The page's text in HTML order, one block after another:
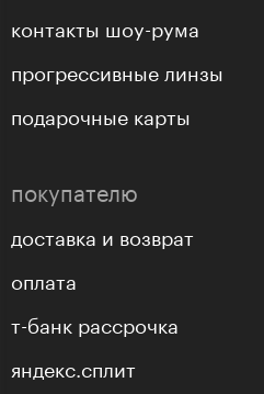
контакты шоу-рума
прогрессивные линзы
подарочные карты
покупателю
доставка и возврат
оплата
т-банк рассрочка
яндекс.сплит